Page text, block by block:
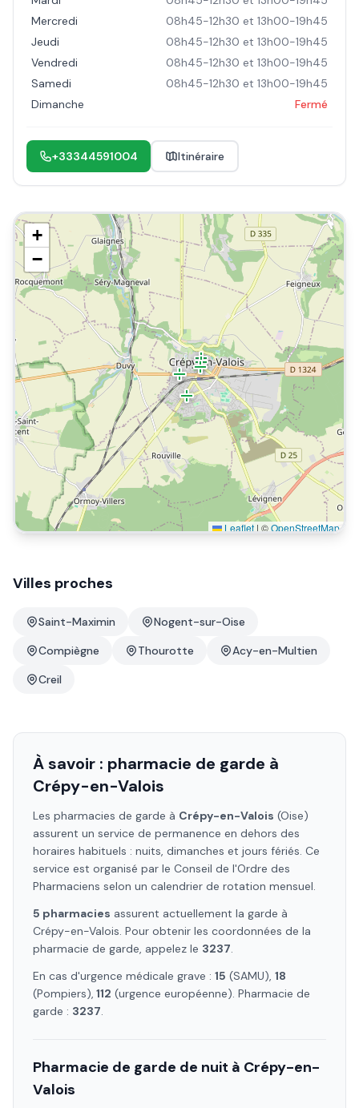
Mercredi
08h45-12h30 et 13h00-19h45
Jeudi
08h45-12h30 et 13h00-19h45
Vendredi
08h45-12h30 et 13h00-19h45
Samedi
08h45-12h30 et 13h00-19h45
Dimanche
Fermé
+33344591004 Itinéraire
+
−
Leaflet | ©OpenStreetMap
Villes proches
Saint-Maximin
Nogent-sur-Oise
Compiègne
Thourotte
Acy-en-Multien
Creil
À savoir : pharmacie de garde à
Crépy-en-Valois
Les pharmacies de garde à Crépy-en-Valois (Oise)
assurent un service de permanence en dehors des
horaires habituels : nuits, dimanches et jours fériés. Ce
service est organisé par le Conseil de l'Ordre des
Pharmaciens selon un calendrier de rotation mensuel.
5 pharmacies assurent actuellement la garde à
Crépy-en-Valois. Pour obtenir les coordonnées de la
pharmacie de garde, appelez le 3237.
En cas d'urgence médicale grave : 15 (SAMU), 18
(Pompiers), 112 (urgence européenne). Pharmacie de
garde : 3237.
Pharmacie de garde de nuit à Crépy-en-
Valois